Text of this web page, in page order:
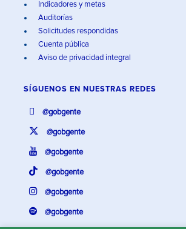
Indicadores y metas
Auditorías
Solicitudes respondidas
Cuenta pública
Aviso de privacidad integral
SÍGUENOS EN NUESTRAS REDES
@gobgente
@gobgente
@gobgente
@gobgente
@gobgente
@gobgente